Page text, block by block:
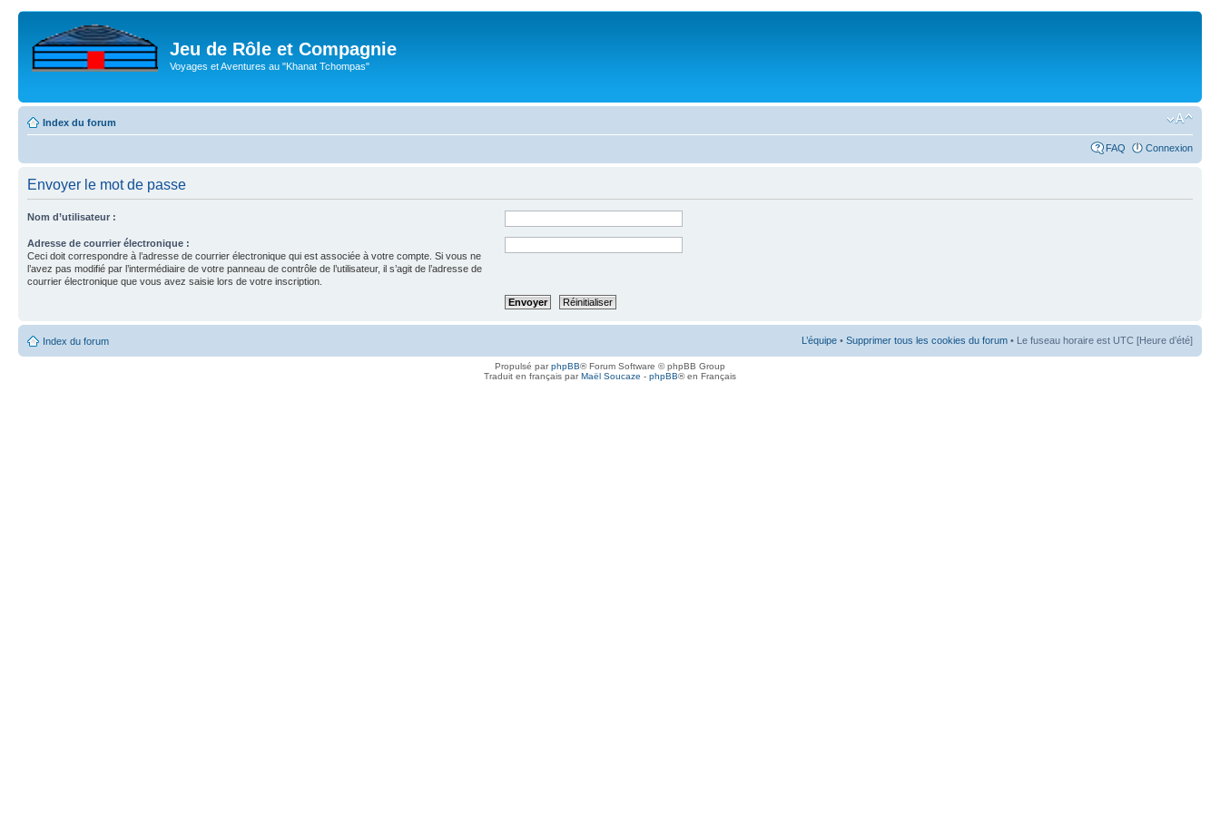
Jeu de Rôle et Compagnie
Voyages et Aventures au "Khanat Tchompas"
Index du forum
FAQ Connexion
Envoyer le mot de passe
Nom d’utilisateur :
Adresse de courrier électronique :
Ceci doit correspondre à l’adresse de courrier électronique qui est associée à votre compte. Si vous ne
l’avez pas modifié par l’intermédiaire de votre panneau de contrôle de l’utilisateur, il s’agit de l’adresse de
courrier électronique que vous avez saisie lors de votre inscription.
Index du forum L’équipe • Supprimer tous les cookies du forum • Le fuseau horaire est UTC [Heure d’été]
Propulsé parphpBB® Forum Software © phpBB Group
Traduit en français parMaël Soucaze - phpBB® en Français